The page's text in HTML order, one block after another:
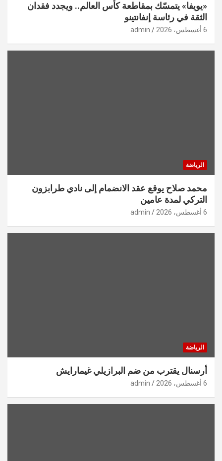
«يويفا» يتمسّك بمقاطعة كأس العالم.. ويجدد فقدان
الثقة في رئاسة إنفانتينو
6 أغسطس، 2026 admin
الرياضة
محمد صلاح يوقع عقد الانضمام إلى نادي طرابزون
التركي لمدة عامين
6 أغسطس، 2026 admin
الرياضة
أرسنال يقترب من ضم البرازيلي غيمارايش
6 أغسطس، 2026 admin